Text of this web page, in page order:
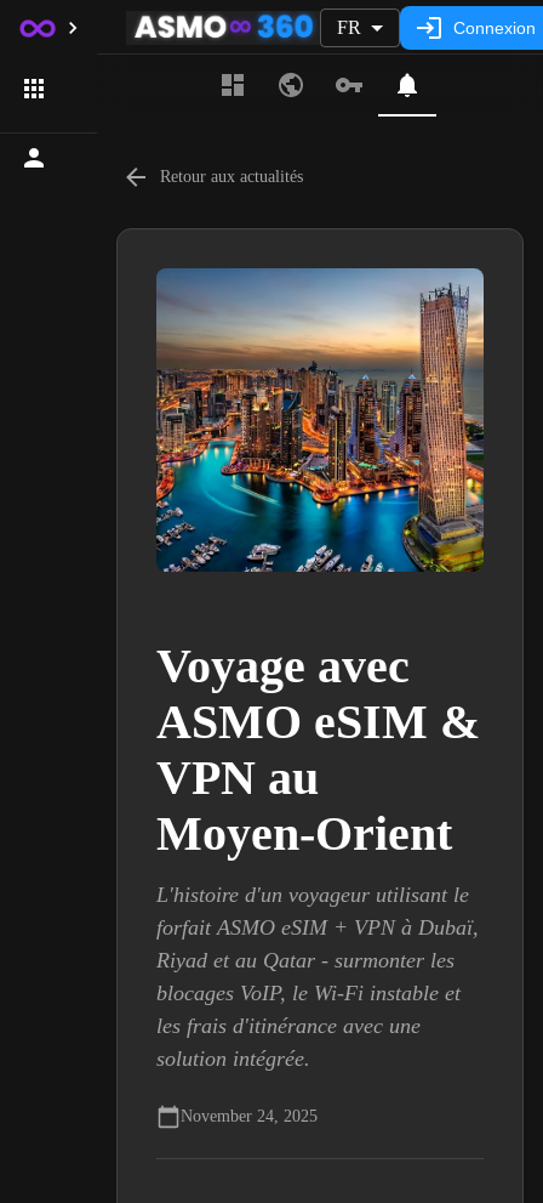
FR Connexion
Retour aux actualités
Voyage avec
ASMO eSIM &
VPN au
Moyen-Orient
L'histoire d'un voyageur utilisant le
forfait ASMO eSIM + VPN à Dubaï,
Riyad et au Qatar - surmonter les
blocages VoIP, le Wi-Fi instable et
les frais d'itinérance avec une
solution intégrée.
November 24, 2025